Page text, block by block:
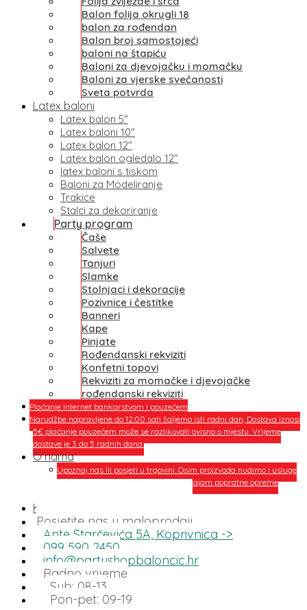
Balon folija okrugli 18
balon za rođendan
Balon broj samostojeći
baloni na štapiću
Baloni za djevojačku i momačku
Baloni za vjerske svečanosti
Sveta potvrda
Latex baloni
Latex balon 5″
Latex baloni 10″
Latex balon 12″
Latex balon ogledalo 12″
latex baloni s tiskom
Baloni za Modeliranje
Trakice
Stalci za dekoriranje
Party program
Čaše
Salvete
Tanjuri
Slamke
Stolnjaci i dekoracije
Pozivnice i čestitke
Banneri
Kape
Pinjate
Rođendanski rekviziti
Konfetni topovi
Rekviziti za momačke i djevojačke
rođendanski rekviziti
Plaćanje Internet bankarstvom i pouzećem
Narudžbe napravljene do 12:00 sati šaljemo isti radni dan, Dostava iznosi
5€ plaćanje pouzećem može se razlikovati ovisno o mjestu. Vrijeme
dostave je 3 do 5 radnih dana.
O nama
Upoznaj nas ili posjeti u trgovini. Osim proizvoda nudimo i usluge
dekoriranja interijera i eksterija te najam popratne opreme
Kontakt
Posjetite nas u maloprodaji
Ante Starčevića 5A, Koprivnica ->
099 590 2450
info@partyshopbaloncic.hr
Radno vrijeme
Sub: 08-13
Pon-pet: 09-19